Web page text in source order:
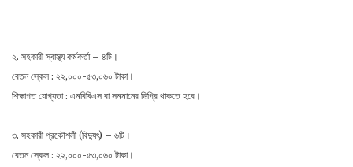
২. সহকারী স্বাস্থ্য কর্মকর্তা – ৪টি।
বেতন স্কেল : ২২,০০০-৫৩,০৬০ টাকা।
শিক্ষাগত যোগ্যতা : এমবিবিএস বা সমমানের ডিগ্রি থাকতে হবে।
৩. সহকারী প্রকৌশলী (বিদ্যুৎ) – ৬টি।
বেতন স্কেল : ২২,০০০-৫৩,০৬০ টাকা।